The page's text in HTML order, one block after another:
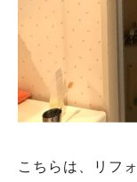
こちらは、リフ